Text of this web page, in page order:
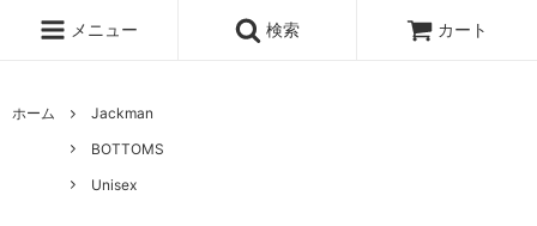
メニュー 検索 カート
ホーム
Jackman
BOTTOMS
Unisex